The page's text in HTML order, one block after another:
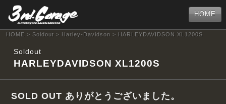
HOME
HOME > Soldout > Harley-Davidson > HARLEYDAVIDSON XL1200S
Soldout
HARLEYDAVIDSON XL1200S
SOLD OUT ありがとうございました。